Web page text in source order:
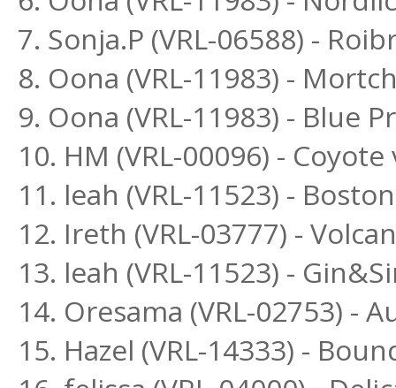
7. Sonja.P (VRL-06588) -
8. Oona (VRL-11983) -
9. Oona (VRL-11983) - Blue
10. HM (VRL-00096) -
11. leah (VRL-11523) -
12. Ireth (VRL-03777) -
13. leah (VRL-11523) -
14. Oresama (VRL-02753) -
15. Hazel (VRL-14333) -